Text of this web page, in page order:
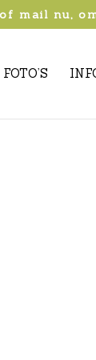
mail nu,
FOTO’S